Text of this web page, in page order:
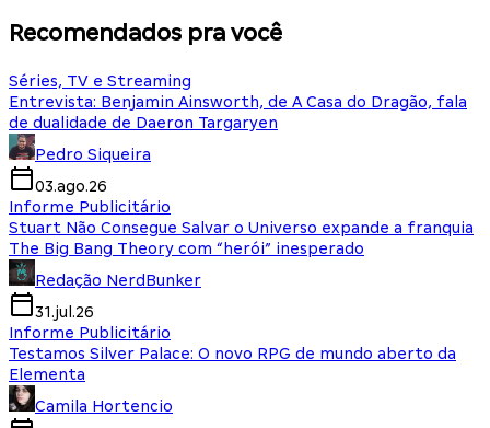
Recomendados pra você
Séries, TV e Streaming
Entrevista: Benjamin Ainsworth, de A Casa do Dragão, fala
de dualidade de Daeron Targaryen
Pedro Siqueira
03.ago.26
Informe Publicitário
Stuart Não Consegue Salvar o Universo expande a franquia
The Big Bang Theory com “herói” inesperado
Redação NerdBunker
31.jul.26
Informe Publicitário
Testamos Silver Palace: O novo RPG de mundo aberto da
Elementa
Camila Hortencio